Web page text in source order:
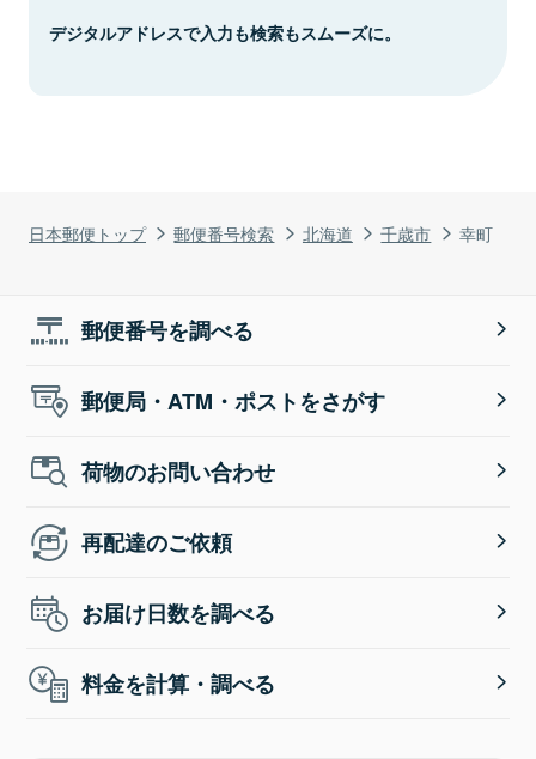
日本郵便トップ 郵便番号検索 北海道 千歳市 幸町
デジタルアドレスで入力も検索もスムーズに。
郵便番号を調べる
郵便局・ATM・ポストをさがす
荷物のお問い合わせ
再配達のご依頼
お届け日数を調べる
料金を計算・調べる